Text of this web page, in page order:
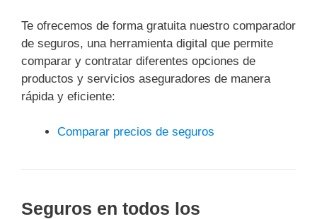
Te ofrecemos de forma gratuita nuestro comparador
de seguros, una herramienta digital que permite
comparar y contratar diferentes opciones de
productos y servicios aseguradores de manera
rápida y eficiente:
Comparar precios de seguros
Seguros en todos los